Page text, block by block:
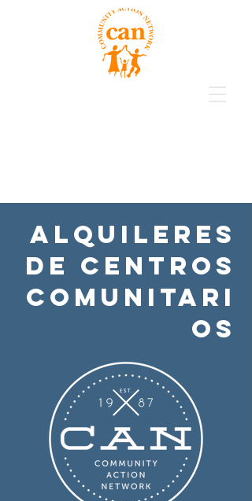
Alquileres
de centros
comunitari
os